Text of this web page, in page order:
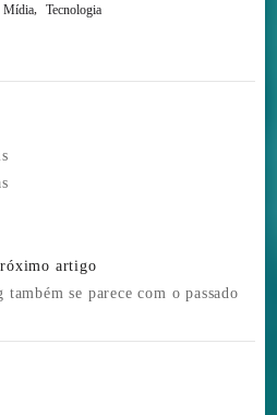
Mídia, Tecnologia
artigo
se parece com o passado